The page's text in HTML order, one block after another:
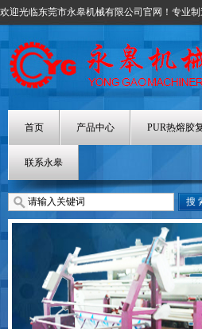
欢迎光临东莞市永皋机械有限公司官网！专业制
首页 产品中心 PUR热熔胶
联系永皋